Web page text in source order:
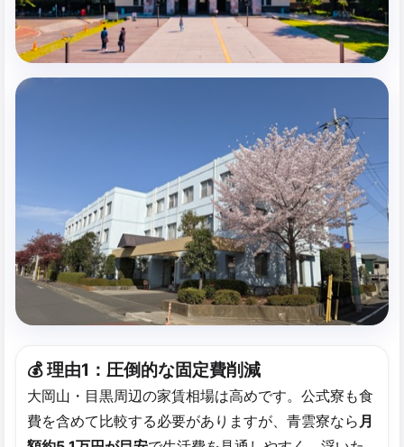
💰 理由1：圧倒的な​固定費削減
大岡山・目黒周辺の家賃相場は高めです。公式寮も食
費を含めて比較する必要がありますが、青雲寮なら 月